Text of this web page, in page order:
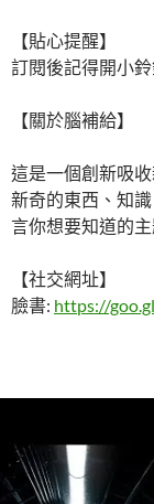
【貼心提醒】
訂閱後記得開小
【關於腦補給】
這是一個創新吸
新奇的東西、知
言你想要知道的主
【社交網址】
臉書: https://